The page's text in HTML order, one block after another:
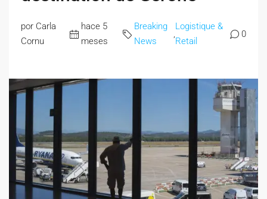
por Carla
Cornu
hace 5
meses
Breaking
News
Logistique &
Retail
0